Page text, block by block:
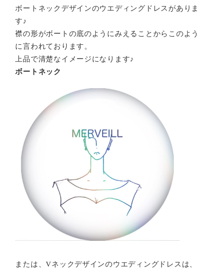
ボートネックデザインのウエディングドレスがありま
す♪
襟の形がボートの底のようにみえることからこのよう
に言われております。
上品で清楚なイメージになります♪
ボートネック
または、Vネックデザインのウエディングドレスは、